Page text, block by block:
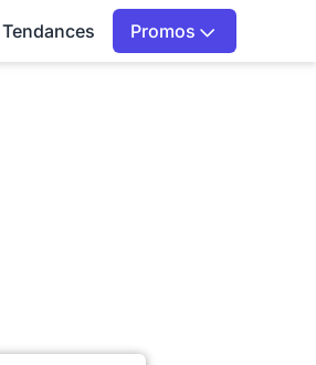
Tendances Promos